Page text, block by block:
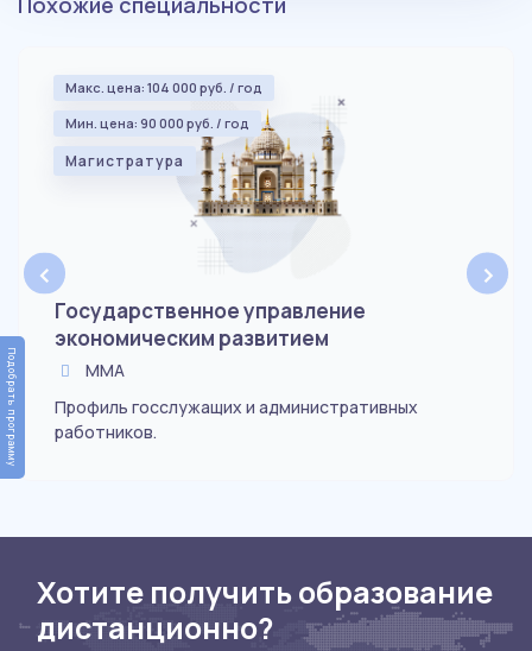
‹
Макс. цена: 104 000 руб. / год
Мин. цена: 90 000 руб. / год
Магистратура
Государственное управление
экономическим развитием
ММА
Профиль госслужащих и административных
работников.
›
Хотите получить образование
дистанционно?
Подобрать программу